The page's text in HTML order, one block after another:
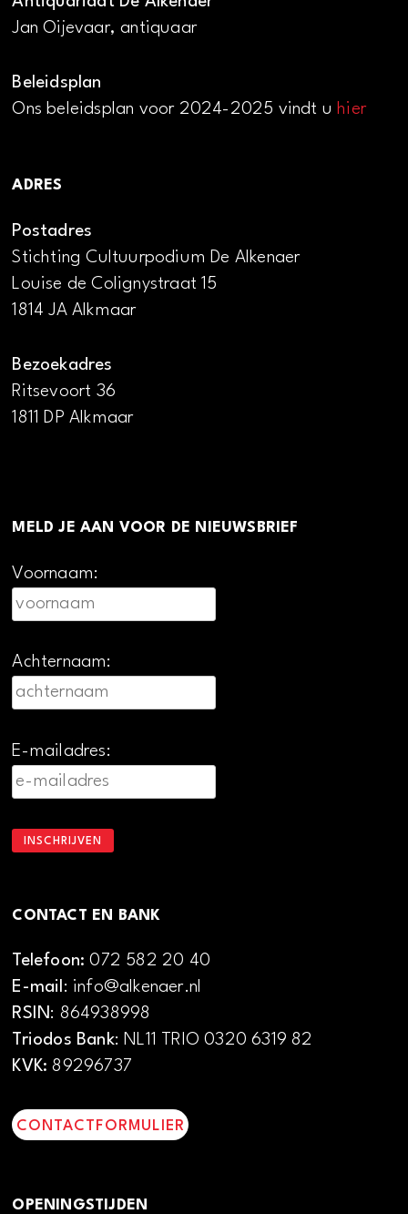
Jan Oijevaar, antiquaar
Beleidsplan
Ons beleidsplan voor 2024-2025 vindt uhier
ADRES
Postadres
Stichting Cultuurpodium De Alkenaer
Louise de Colignystraat 15
1814 JA Alkmaar
Bezoekadres
Ritsevoort 36
1811 DP Alkmaar
MELD JE AAN VOOR DE NIEUWSBRIEF
Voornaam:
Achternaam:
E-mailadres:
CONTACT EN BANK
Telefoon:072 582 20 40
E-mail: info@alkenaer.nl
RSIN: 864938998
Triodos Bank: NL11 TRIO 0320 6319 82
KVK: 89296737
CONTACTFORMULIER
OPENINGSTIJDEN